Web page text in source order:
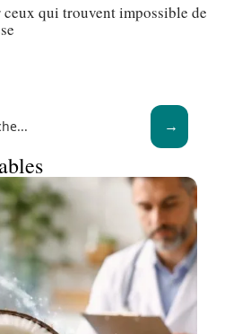
qui trouvent impossible de